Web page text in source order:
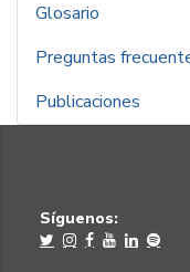
Glosario
Preguntas
Publicaciones
Síguenos: